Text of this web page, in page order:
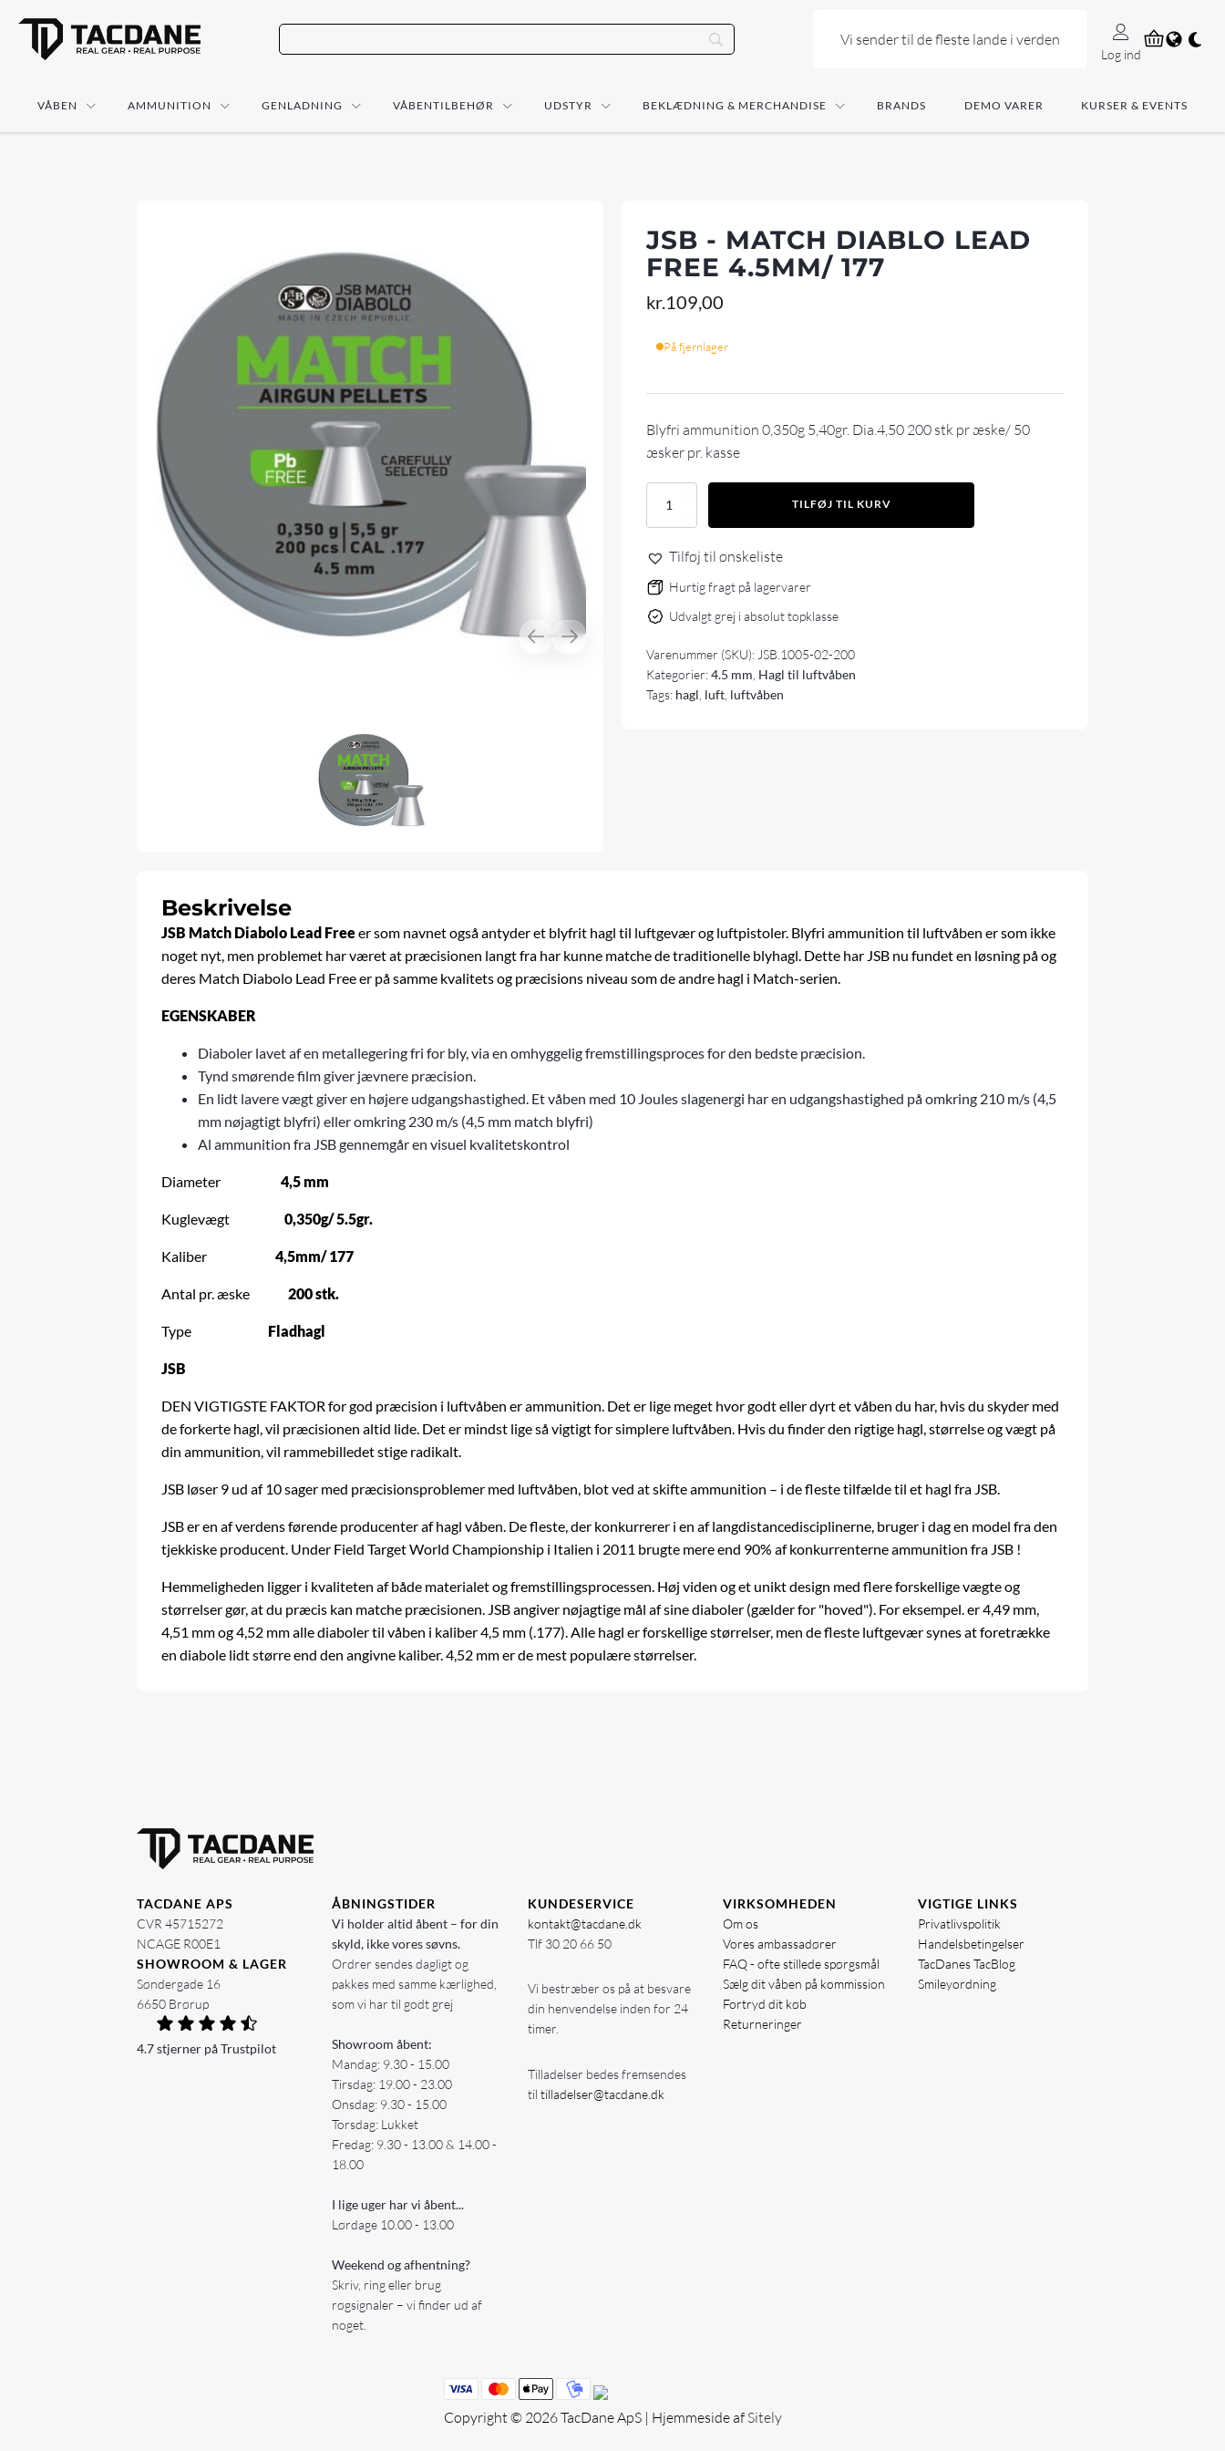
Vi sender til de fleste lande i verden
Log ind
VÅBEN AMMUNITION GENLADNING VÅBENTILBEHØR UDSTYR BEKLÆDNING & MERCHANDISE BRANDS DEMO VARER KURSER & EVENTS
JSB - MATCH DIABLO LEAD
FREE 4.5MM/ 177
kr. 109,00
På fjernlager
Blyfri ammunition 0,350g 5,40gr. Dia.4,50 200 stk pr æske/ 50
æsker pr. kasse
DIABLO
LEAD
FREE
177
TILFØJ TIL KURV
Tilføj til ønskeliste
Hurtig fragt på lagervarer
Udvalgt grej i absolut topklasse
Varenummer (SKU): JSB.1005-02-200
Kategorier:4.5 mm Hagl til luftvåben
Tags: hagl luft luftvåben
Beskrivelse
JSB Match Diabolo Lead Freeer som navnet også antyder et blyfrit hagl til luftgevær og luftpistoler. Blyfri ammunition til luftvåben er som ikke
noget nyt, men problemet har været at præcisionen langt fra har kunne matche de traditionelle blyhagl. Dette har JSB nu fundet en løsning på og
deres Match Diabolo Lead Free er på samme kvalitets og præcisions niveau som de andre hagl i Match-serien.
EGENSKABER
Diaboler lavet af en metallegering fri for bly, via en omhyggelig fremstillingsproces for den bedste præcision.
Tynd smørende film giver jævnere præcision.
En lidt lavere vægt giver en højere udgangshastighed. Etvåben med 10 Joules slagenergi har en udgangshastighed på omkring 210 m/s (4,5
mm nøjagtigt blyfri) eller omkring 230 m/s (4,5 mm match blyfri)
Al ammunition fra JSB gennemgår en visuel kvalitetskontrol
Diameter4,5 mm
Kuglevægt0,350g/ 5.5gr.
Kaliber4,5mm/ 177
Antal pr. æske200 stk.
Type Fladhagl
JSB
DEN VIGTIGSTE FAKTOR for god præcision i luftvåben er ammunition. Det er lige meget hvor godt eller dyrt etvåben du har, hvis du skyder med
de forkerte hagl, vil præcisionen altid lide. Det er mindst lige så vigtigt for simplere luftvåben. Hvis du finder den rigtige hagl, størrelse og vægt på
din ammunition, vil rammebilledet stige radikalt.
JSB løser 9 ud af 10 sager med præcisionsproblemer med luftvåben, blot ved at skifte ammunition – i de fleste tilfælde til et hagl fra JSB.
JSB er en af ​​verdens førende producenter af haglvåben. De fleste, der konkurrerer i en af ​​langdistancedisciplinerne, bruger i dag en model fra den
tjekkiske producent. Under Field Target World Championship i Italien i 2011 brugte mere end 90% af konkurrenterne ammunition fra JSB !
Hemmeligheden ligger i kvaliteten af ​​både materialet og fremstillingsprocessen. Høj viden og et unikt design med flere forskellige vægte og
størrelser gør, at du præcis kan matche præcisionen. JSB angiver nøjagtige mål af sine diaboler (gælder for "hoved"). For eksempel. er 4,49 mm,
4,51 mm og 4,52 mm alle diaboler tilvåben i kaliber 4,5 mm (.177). Alle hagl er forskellige størrelser, men de fleste luftgevær synes at foretrække
en diabole lidt større end den angivne kaliber. 4,52 mm er de mest populære størrelser.
TACDANE APS
CVR 45715272
NCAGE R00E1
SHOWROOM & LAGER
Søndergade 16
6650 Brørup
4.7 stjerner på Trustpilot
ÅBNINGSTIDER
Vi holder altid åbent – for din
skyld, ikke vores søvns.
Ordrer sendes dagligt og
pakkes med samme kærlighed,
som vi har til godt grej
Showroom åbent:
Mandag: 9.30 - 15.00
Tirsdag: 19.00 - 23.00
Onsdag: 9.30 - 15.00
Torsdag: Lukket
Fredag: 9.30 - 13.00 & 14.00 -
18.00
I lige uger har vi åbent...
Lørdage 10.00 - 13.00
Weekend og afhentning?
Skriv, ring eller brug
røgsignaler – vi finder ud af
noget.
KUNDESERVICE
kontakt@tacdane.dk
Tlf 30 20 66 50
Vi bestræber os på at besvare
din henvendelse inden for 24
timer.
Tilladelser bedes fremsendes
til tilladelser@tacdane.dk
VIRKSOMHEDEN
Om os
Vores ambassadører
FAQ - ofte stillede spørgsmål
Sælg dit våben på kommission
Fortryd dit køb
Returneringer
VIGTIGE LINKS
Privatlivspolitik
Handelsbetingelser
TacDanes TacBlog
Smileyordning
Copyright © 2026 TacDane ApS | Hjemmeside af Sitely